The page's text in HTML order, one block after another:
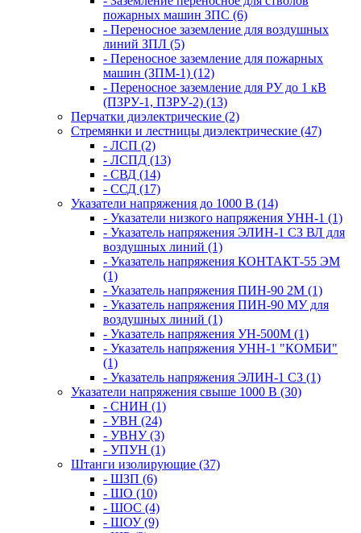
пожарных машин ЗПС (6)
- Переносное заземление для воздушных
линий ЗПЛ (5)
- Переносное заземление для пожарных
машин (ЗПМ-1) (12)
- Переносное заземление для РУ до 1 кВ
(ПЗРУ-1, ПЗРУ-2) (13)
Перчатки диэлектрические (2)
Стремянки и лестницы диэлектрические (47)
- ЛСП (2)
- ЛСПД (13)
- СВД (14)
- ССД (17)
Указатели напряжения до 1000 В (14)
- Указатели низкого напряжения УНН-1 (1)
- Указатель напряжения ЭЛИН-1 СЗ ВЛ для
воздушных линий (1)
- Указатель напряжения КОНТАКТ-55 ЭМ
(1)
- Указатель напряжения ПИН-90 2М (1)
- Указатель напряжения ПИН-90 МУ для
воздушных линий (1)
- Указатель напряжения УН-500М (1)
- Указатель напряжения УНН-1 "КОМБИ"
(1)
- Указатель напряжения ЭЛИН-1 СЗ (1)
Указатели напряжения свыше 1000 В (30)
- СНИН (1)
- УВН (24)
- УВНУ (3)
- УПУН (1)
Штанги изолирующие (37)
- ШЗП (6)
- ШО (10)
- ШОС (4)
- ШОУ (9)